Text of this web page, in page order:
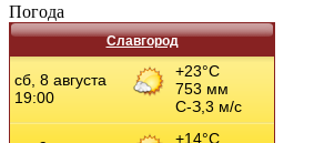
Погода
Славгород